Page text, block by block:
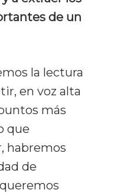
de un
la lectura
en voz alta
más
que
habremos
de